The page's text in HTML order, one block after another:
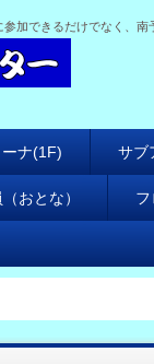
加できるだけでなく、
ーナ(1F) サブ
おとな）